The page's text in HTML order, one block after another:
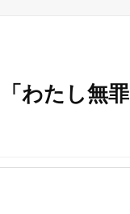
わたし無罪